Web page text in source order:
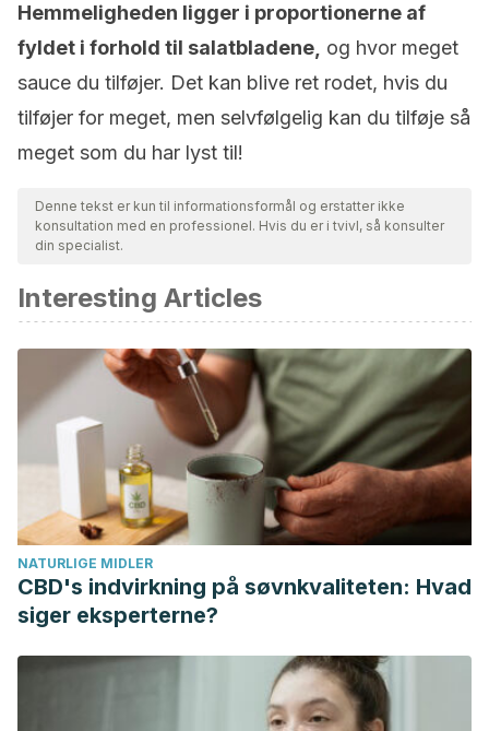
Hemmeligheden ligger i proportionerne af
fyldet i forhold til salatbladene, og hvor meget
sauce du tilføjer. Det kan blive ret rodet, hvis du
tilføjer for meget, men selvfølgelig kan du tilføje så
meget som du har lyst til!
Denne tekst er kun til informationsformål og erstatter ikke
konsultation med en professionel. Hvis du er i tvivl, så konsulter
din specialist.
Interesting Articles
NATURLIGE MIDLER
CBD's indvirkning på søvnkvaliteten: Hvad
siger eksperterne?